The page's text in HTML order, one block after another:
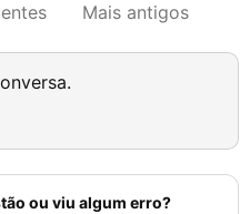
Mais antigos
ou viu algum erro?